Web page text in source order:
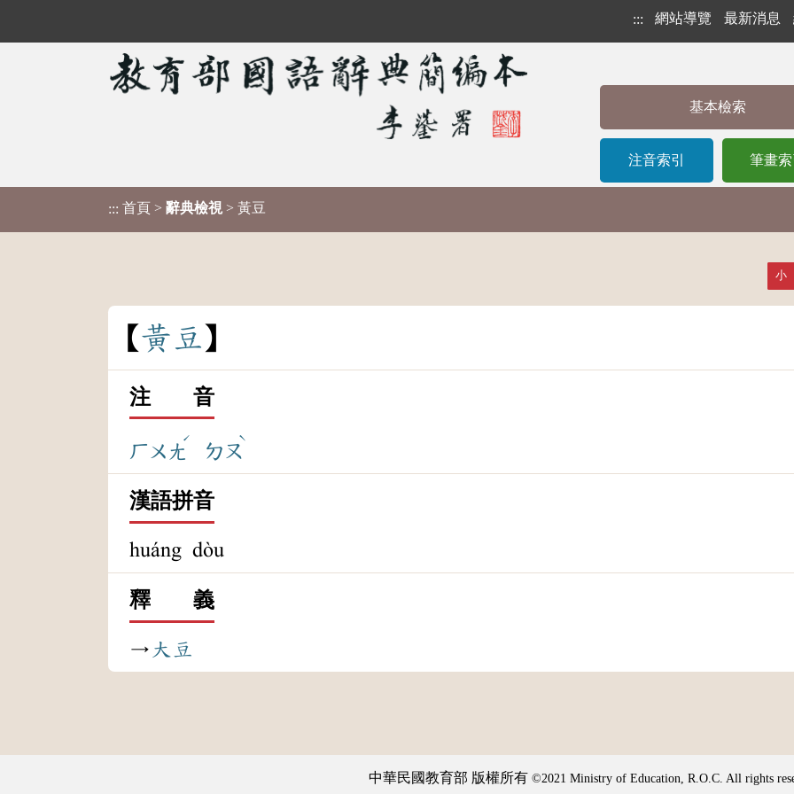
::: 網站導覽 最新消息
基本檢索
注音索引 筆畫索
::: 首頁 > 辭典檢視 > 黃豆
小
黃 豆
注 音
ㄏㄨㄤ
ˊ
ㄉㄡ
ˋ
漢語拼音
huáng dòu
釋 義
→ 大豆
中華民國教育部 版權所有 ©2021 Ministry of Education, R.O.C. All rights